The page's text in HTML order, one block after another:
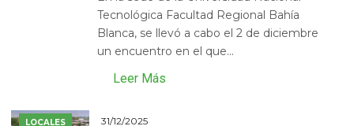
Tecnológica Facultad Regional Bahía
Blanca, se llevó a cabo el 2 de diciembre
un encuentro en el que...
Leer Más
LOCALES 31/12/2025